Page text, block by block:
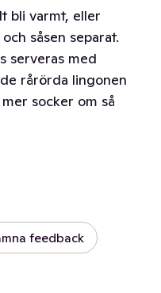
bli varmt, eller
såsen separat.
serveras med
rårörda lingonen
socker om så
feedback